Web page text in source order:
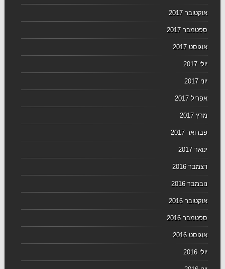
אוקטובר 2017
ספטמבר 2017
אוגוסט 2017
יולי 2017
יוני 2017
אפריל 2017
מרץ 2017
פברואר 2017
ינואר 2017
דצמבר 2016
נובמבר 2016
אוקטובר 2016
ספטמבר 2016
אוגוסט 2016
יולי 2016